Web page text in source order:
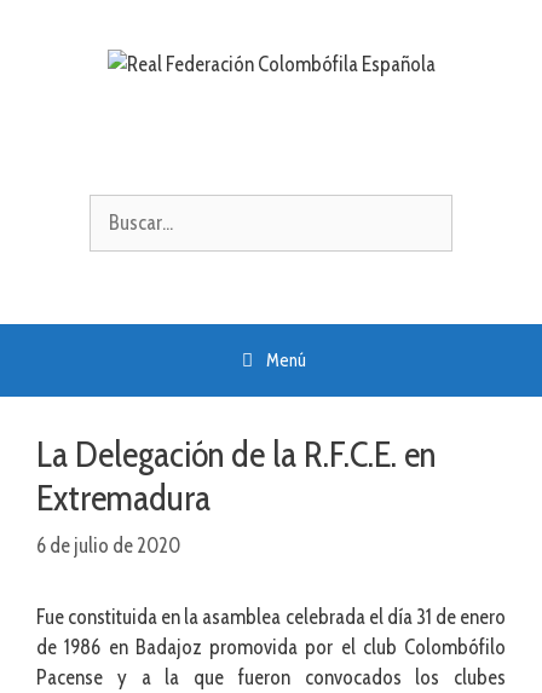
Buscar:
Menú
La Delegación de la R.F.C.E. en
Extremadura
6 de julio de 2020
Fue constituida en la asamblea celebrada el día 31 de enero
de 1986 en Badajoz promovida por el club Colombófilo
Pacense y a la que fueron convocados los clubes